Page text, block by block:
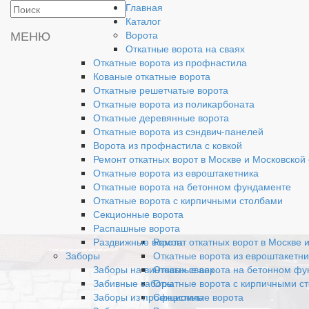
Главная
Каталог
Ворота
Откатные ворота на сваях
Откатные ворота из профнастила
Кованые откатные ворота
Откатные решетчатые ворота
Откатные ворота из поликарбоната
Откатные деревянные ворота
Откатные ворота из сэндвич-
Ворота из профнастила с ковкой
Ремонт откатных ворот в Москве
Откатные ворота из
Откатные ворота на бетонном
Откатные ворота с кирпичными
Секционные ворота
МЕНЮ
Главная
Каталог
Ворота
Откатные ворота на сваях
Откатные ворота из профнастила
Кованые откатные ворота
Откатные решетчатые ворота
Откатные ворота из поликарбоната
Откатные деревянные ворота
Откатные ворота из сэндвич-панелей
Ворота из профнастила с ковкой
Ремонт откатных ворот в Москве и Московской
Откатные ворота из евроштакетника
Откатные ворота на бетонном фундаменте
Откатные ворота с кирпичными столбами
Секционные ворота
Распашные ворота
Раздвижные ворота
Заборы
Заборы на винтовых сваях
Забивные заборы
Заборы из профнастила